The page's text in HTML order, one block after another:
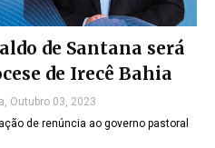
de Santana será
de Irecê Bahia
Outubro 03, 2023
de renúncia ao governo pastoral